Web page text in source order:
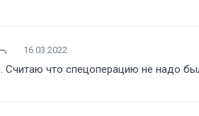
16.03.2022
Считаю что спецоперацию не надо